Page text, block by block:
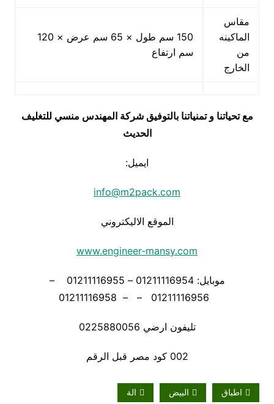
مقاس
الماكينه
من
الخارج
150 سم طول × 65 سم عرض × 120
سم ارتفاع
مع تحياتنا و تمنياتنا بالتوفيق شركة المهندس منسي للتغليف
الحديث
ايميل:
info@m2pack.com
الموقع الاليكتروني
www.engineer-mansy.com
موبايل: 01211116954 – 01211116955 –
تليفون ارضي 0225880056
002 كود مصر قبل الرقم
اطباق البيض الة